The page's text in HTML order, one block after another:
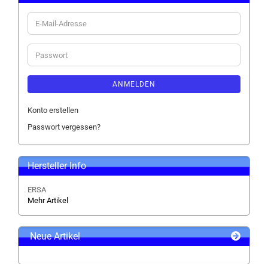
E-
Mail-
Adresse
Passwort
ANMELDEN
Konto erstellen
Passwort vergessen?
Hersteller Info
ERSA
Mehr Artikel
Neue Artikel